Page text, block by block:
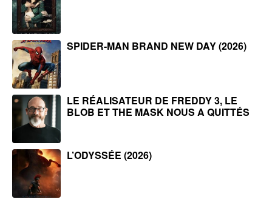
SPIDER-MAN BRAND NEW DAY (2026)
LE RÉALISATEUR DE FREDDY 3, LE
BLOB ET THE MASK NOUS A QUITTÉS
L’ODYSSÉE (2026)